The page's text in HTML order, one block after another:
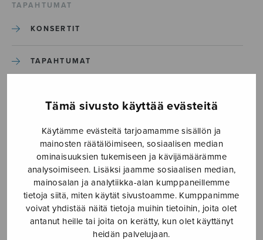
Tämä sivusto käyttää evästeitä
Käytämme evästeitä tarjoamamme sisällön ja
mainosten räätälöimiseen, sosiaalisen median
ominaisuuksien tukemiseen ja kävijämäärämme
analysoimiseen. Lisäksi jaamme sosiaalisen median,
mainosalan ja analytiikka-alan kumppaneillemme
tietoja siitä, miten käytät sivustoamme. Kumppanimme
voivat yhdistää näitä tietoja muihin tietoihin, joita olet
antanut heille tai joita on kerätty, kun olet käyttänyt
heidän palvelujaan.
TAPAHTUMAT
KONSERTIT
TAPAHTUMAT
Etusivu › Media › Talvi-iltana_S2653
Talvi-iltana_S2653
30.3.2020